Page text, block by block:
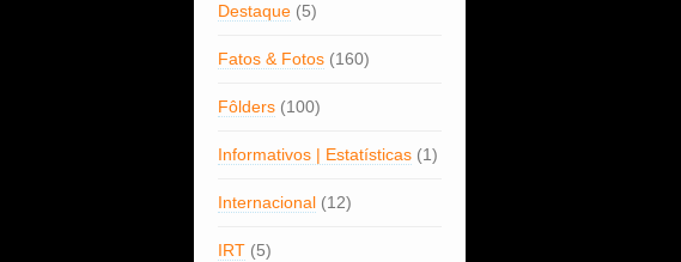
Destaque(5)
Fatos & Fotos(160)
Fôlders(100)
Informativos | Estatísticas(1)
Internacional(12)
IRT(5)